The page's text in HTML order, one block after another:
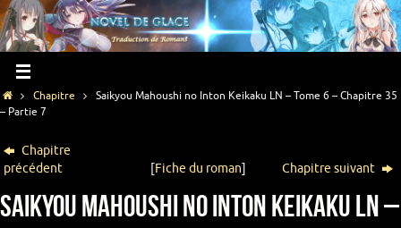
Chapitre
Saikyou Mahoushi no Inton Keikaku LN – Tome 6 – Chapitre 35
– Partie 7
Chapitre
précédent
[Fiche du roman] Chapitre suivant
Saikyou Mahoushi no Inton Keikaku LN –